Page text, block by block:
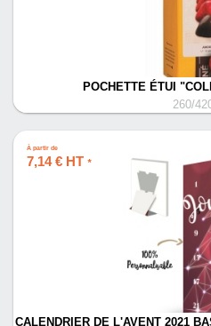
POCHETTE ÉTUI
260/
À partir de
7,14 € HT *
CALENDRIER DE L'AVENT 2021